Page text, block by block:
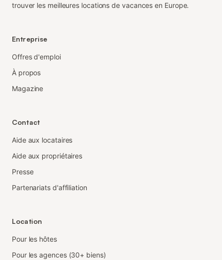
trouver les meilleures locations de vacances en Europe.
Entreprise
Offres d'emploi
À propos
Magazine
Contact
Aide aux locataires
Aide aux propriétaires
Presse
Partenariats d'affiliation
Location
Pour les hôtes
Pour les agences (30+ biens)